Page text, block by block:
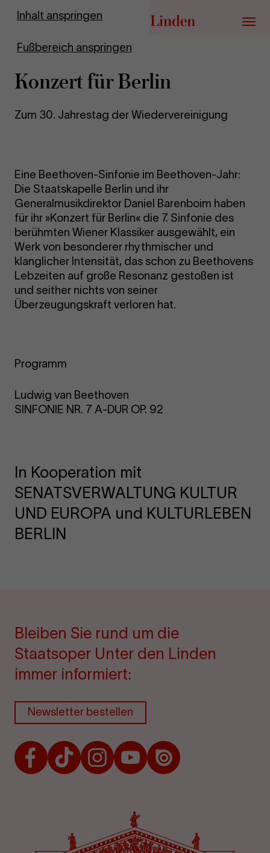
Inhalt anspringen
Fußbereich anspringen
Zur Startseite
Menü
Konzert für Berlin
Zum 30. Jahrestag der Wiedervereinigung
Eine Beethoven-Sinfonie im Beethoven-Jahr:
Die Staatskapelle Berlin und ihr
Generalmusikdirektor Daniel Barenboim haben
für ihr »Konzert für Berlin« die 7. Sinfonie des
berühmten Wiener Klassiker ausgewählt, ein
Werk von besonderer rhythmischer und
klanglicher Intensität, das schon zu Beethovens
Lebzeiten auf große Resonanz gestoßen ist
und seither nichts von seiner
Überzeugungskraft verloren hat.
Programm
Ludwig van Beethoven
SINFONIE NR. 7 A-DUR OP. 92
In Kooperation mit
SENATSVERWALTUNG KULTUR
UND EUROPA und KULTURLEBEN
BERLIN
Bleiben Sie rund um die
Staatsoper Unter den Linden
immer informiert:
Newsletter bestellen
FacebookTikTokInstagramYoutubeIssuu